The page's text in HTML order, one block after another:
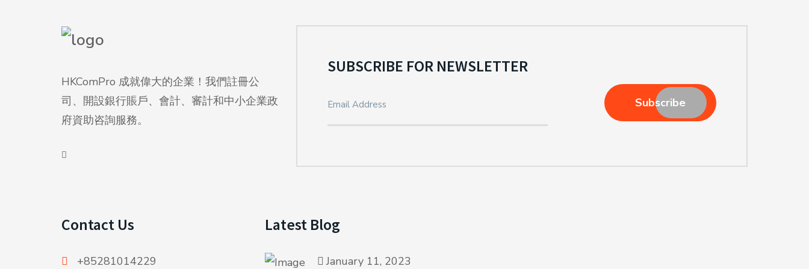
HKComPro 成就偉大的企業！我們註冊公
司、開設銀行賬戶、會計、審計和中小企業政
府資助咨詢服務。
SUBSCRIBE FOR NEWSLETTER
Subscribe
Contact Us
+85281014229
Latest Blog
January 11, 2023